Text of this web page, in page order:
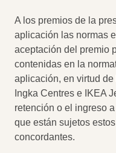
A los premios de la
aplicación las normas
aceptación del premio
contenidas en la
aplicación, en virtud
Ingka Centres e IKEA
retención o el ingreso
que están sujetos
concordantes.